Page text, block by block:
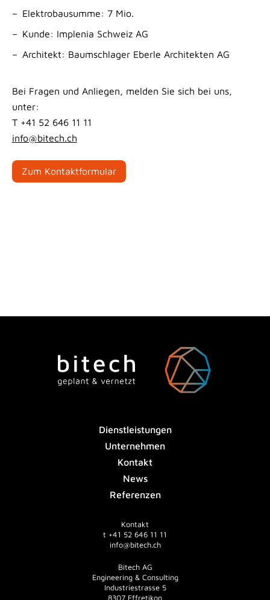
Elektrobausumme: 7 Mio.
Kunde: Implenia Schweiz AG
Architekt: Baumschlager Eberle Architekten AG
Bei Fragen und Anliegen, melden Sie sich bei uns,
unter:
T +41 52 646 11 11
info@bitech.ch
Zum Kontaktformular
Dienstleistungen
Unternehmen
Kontakt
News
Referenzen
Kontakt
t +41 52 646 11 11
info@bitech.ch
Bitech AG
Engineering & Consulting
Industriestrasse 5
8307 Effretikon